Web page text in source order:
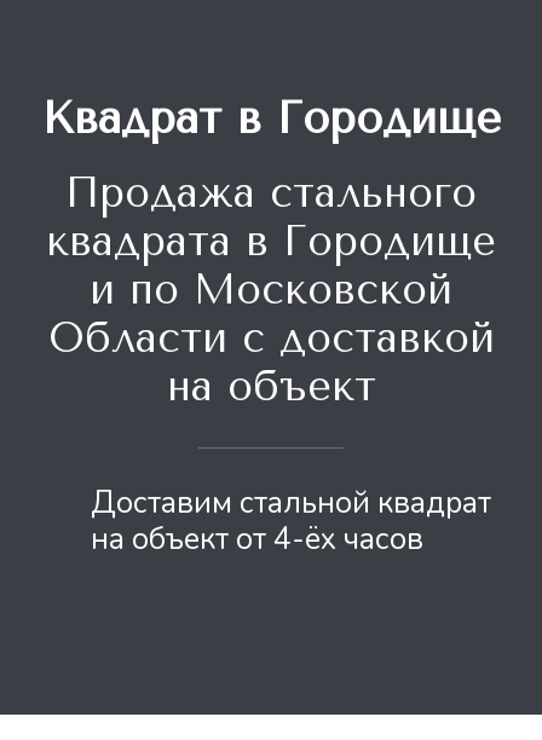
Квадрат в Городище
Продажа стального
квадрата в Городище
и по Московской
Области с доставкой
на объект
Доставим стальной квадрат
на объект от 4-ёх часов